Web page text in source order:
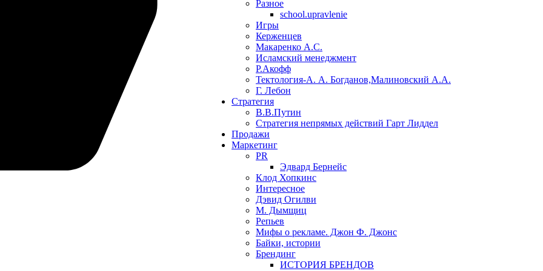
Разное
school.upravlenie
Игры
Керженцев
Макаренко А.С.
Исламский менеджмент
Р.Акофф
Тектология-А. А. Богданов,Малиновский А.А.
​Г. Лебон
Стратегия
В.В.Путин
​Стратегия непрямых действий Гарт Лиддел
Продажи
Маркетинг
PR
Эдвард Бернейс
Клод Хопкинс
Интересное
Дэвид Огилви
М. Дымщиц
Репьев
Мифы о рекламе. Джон Ф. Джонс
Байки, истории
Брендинг
ИСТОРИЯ БРЕНДОВ